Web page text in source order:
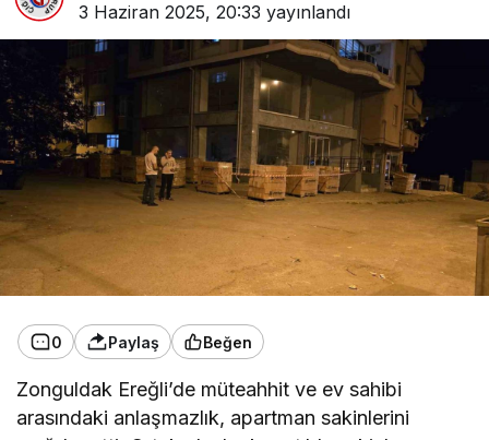
3 Haziran 2025, 20:33 yayınlandı
0 Paylaş Beğen
Zonguldak Ereğli’de müteahhit ve ev sahibi
arasındaki anlaşmazlık, apartman sakinlerini